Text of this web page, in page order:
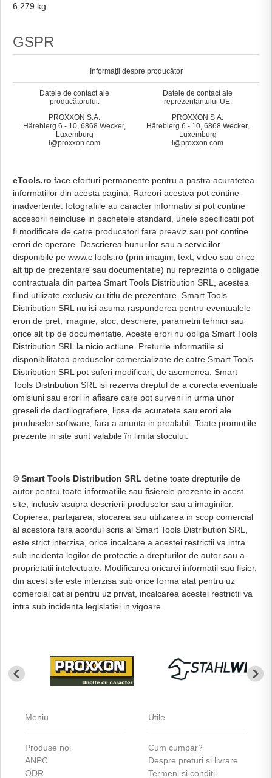
6,279 kg
GSPR
Informații despre producător
Datele de contact ale
producătorului:
PROXXON S.A.
Härebierg 6 - 10, 6868 Wecker,
Luxemburg
i@proxxon.com
Datele de contact ale
reprezentantului UE:
PROXXON S.A.
Härebierg 6 - 10, 6868 Wecker,
Luxemburg
i@proxxon.com
eTools.ro face eforturi permanente pentru a pastra acuratetea
informatiilor din acesta pagina. Rareori acestea pot contine
inadvertente: fotografiile au caracter informativ si pot contine
accesorii neincluse in pachetele standard, unele specificatii pot
fi modificate de catre producatori fara preaviz sau pot contine
erori de operare. Descrierea bunurilor sau a serviciilor
disponibile pe www.eTools.ro (prin imagini, text, video sau orice
alt tip de prezentare sau documentatie) nu reprezinta o obligatie
contractuala din partea Smart Tools Distribution SRL, acestea
fiind utilizate exclusiv cu titlu de prezentare. Smart Tools
Distribution SRL nu isi asuma raspunderea pentru eventualele
erori de pret, imagine, stoc, descriere, parametrii tehnici sau
orice alt tip de documentatie. Aceste erori nu obliga Smart Tools
Distribution SRL la nicio actiune. Preturile informatiile si
disponibilitatea produselor comercializate de catre Smart Tools
Distribution SRL pot suferi modificari, de asemenea, Smart
Tools Distribution SRL isi rezerva dreptul de a corecta eventuale
omisiuni sau erori in afisare care pot surveni in urma unor
greseli de dactilografiere, lipsa de acuratete sau erori ale
produselor software, fara a anunta in prealabil. Toate promotiile
prezente in site sunt valabile în limita stocului.
© Smart Tools Distribution SRL detine toate drepturile de
autor pentru toate informatiile sau fisierele prezente in acest
site, inclusiv asupra descrierii produselor sau a imaginilor.
Copierea, partajarea, stocarea sau utilizarea in scop comercial
al acestora fara acordul scris al Smart Tools Distribution SRL,
este strict interzisa, orice incalcare a acestei restrictii va intra
sub incidenta legilor de protectie a drepturilor de autor sau a
proprietatii intelectuale. Modificarea oricarei informatii sau fisier,
din acest site este interzisa sub orice forma atat pentru uz
comercial cat si pentru uz privat, incalcarea acestei restrictii va
intra sub incidenta legislatiei in vigoare.
Meniu
Produse noi
ANPC
ODR
Utile
Cum cumpar?
Despre preturi si livrare
Termeni si conditii